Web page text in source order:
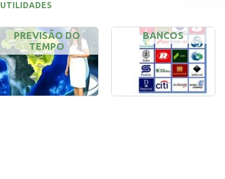
UTILIDADES
PREVISÃO DO
TEMPO
BANCOS